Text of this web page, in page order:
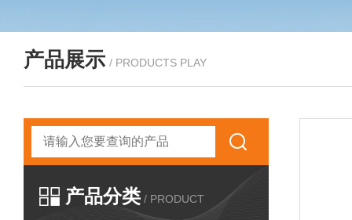
产品展示 / PRODUCTS PLAY
产品分类 / PRODUCT